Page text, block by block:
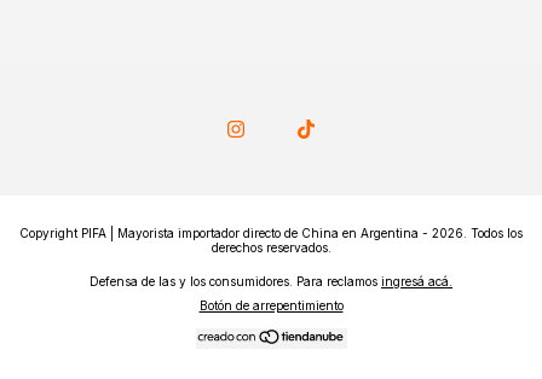
Copyright PIFA | Mayorista importador directo de China en Argentina - 2026. Todos los
derechos reservados.
Defensa de las y los consumidores. Para reclamos ingresá acá.
Botón de arrepentimiento